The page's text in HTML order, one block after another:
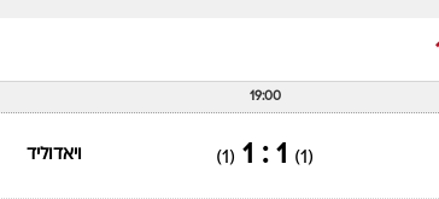
19:00
(1)
1 : 1
(1) ויאדוליד